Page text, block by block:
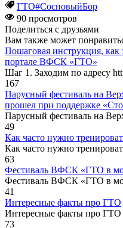
ГТО#СосновыйБор
90 просмотров
Поделиться с друзьями
Вам также может
Пошаговая инструкция, как
портале ВФСК «ГТО»
Шаг 1. Заходим по адресу
167
Парусный фестиваль на
прошел при поддержке
Парусный фестиваль на
49
Как часто нужно
Как часто нужно
63
Фестиваль ВФСК «ГТО в
Фестиваль ВФСК «ГТО в
41
Интересные факты про ГТО
Интересные факты про
73